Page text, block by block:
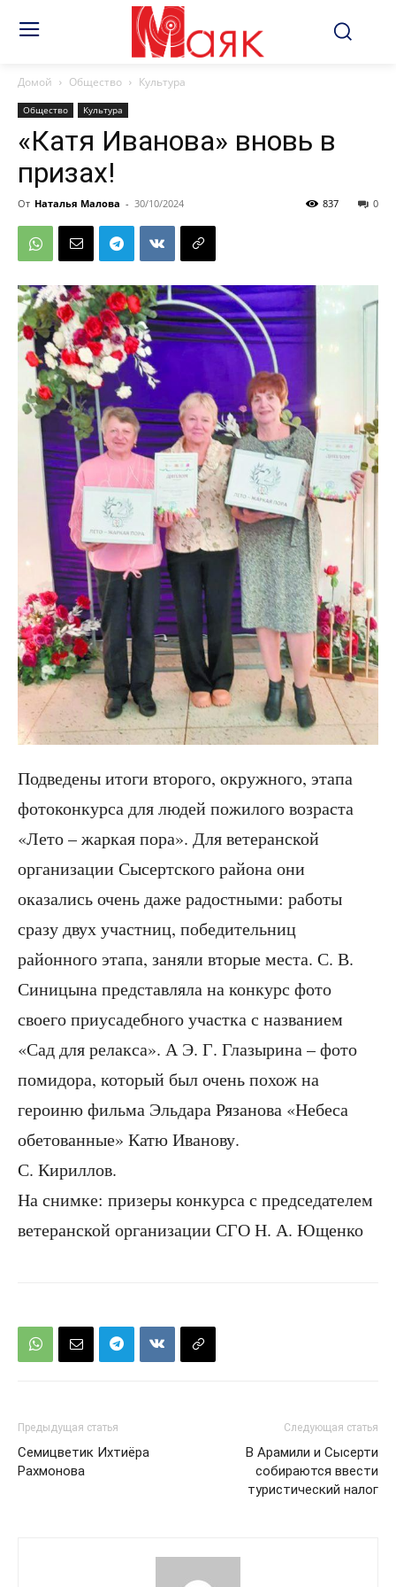
Домой Общество Культура
Общество Культура
«Катя Иванова» вновь в
призах!
От Наталья Малова - 30/10/2024 0
837
Подведены итоги второго, окружного, этапа
фотоконкурса для людей пожилого возраста
«Лето – жаркая пора». Для ветеранской
организации Сысертского района они
оказались очень даже радостными: работы
сразу двух участниц, победительниц
районного этапа, заняли вторые места. С. В.
Синицына представляла на конкурс фото
своего приусадебного участка с названием
«Сад для релакса». А Э. Г. Глазырина – фото
помидора, который был очень похож на
героиню фильма Эльдара Рязанова «Небеса
обетованные» Катю Иванову.
С. Кириллов.
На снимке: призеры конкурса с председателем
ветеранской организации СГО Н. А. Ющенко
Предыдущая статья
Семицветик Ихтиёра
Рахмонова
Следующая статья
В Арамили и Сысерти
собираются ввести
туристический налог